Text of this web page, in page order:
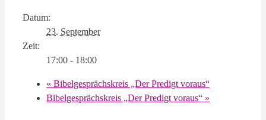
Datum:
23. September
Zeit:
17:00 - 18:00
« Bibelgesprächskreis „Der Predigt voraus“
Bibelgesprächskreis „Der Predigt voraus“ »